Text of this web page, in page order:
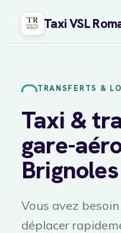
Taxi VSL
TRANSFERTS &
Taxi &
gare-
Brignoles
Vous avez
déplacer